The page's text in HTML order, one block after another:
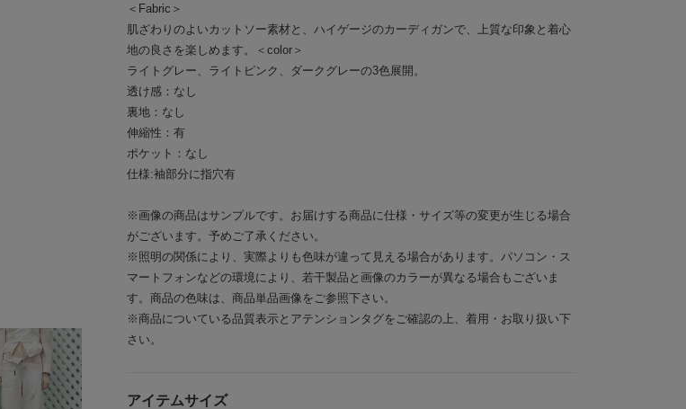
＜Fabric＞
肌ざわりのよいカットソー素材と、ハイゲージのカーディガンで、上質な印象と着心
地の良さを楽しめます。＜color＞
ライトグレー、ライトピンク、ダークグレーの3色展開。
透け感：なし
裏地：なし
伸縮性：有
ポケット：なし
仕様:袖部分に指穴有
※画像の商品はサンプルです。お届けする商品に仕様・サイズ等の変更が生じる場合
がございます。予めご了承ください。
※照明の関係により、実際よりも色味が違って見える場合があります。パソコン・ス
マートフォンなどの環境により、若干製品と画像のカラーが異なる場合もございま
す。商品の色味は、商品単品画像をご参照下さい。
※商品についている品質表示とアテンションタグをご確認の上、着用・お取り扱い下
さい。
アイテムサイズ